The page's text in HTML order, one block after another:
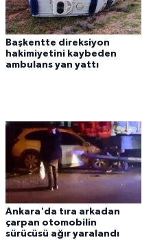
Başkentte direksiyon
hakimiyetini kaybeden
ambulans yan yattı
Ankara'da tıra arkadan
çarpan otomobilin
sürücüsü ağır yaralandı